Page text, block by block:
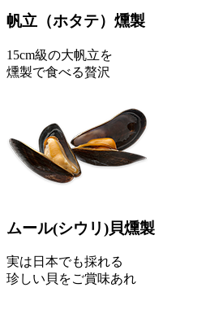
帆立 （ホタテ） 燻製
15cm級の大帆立を
燻製で食べる贅沢
ムール(シウリ)貝燻製
実は日本でも採れる
珍しい貝をご賞味あれ